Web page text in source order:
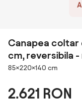
Canapea coltar
cm, reversibila -
Dimensiuni
85×220×140 cm
2.621 RON